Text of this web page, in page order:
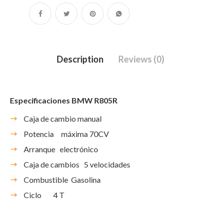
Description Reviews (0)
Especificaciones BMW R805R
Caja de cambio manual
Potencia máxima 70CV
Arranque electrónico
Caja de cambios 5 velocidades
Combustible Gasolina
Ciclo 4 T